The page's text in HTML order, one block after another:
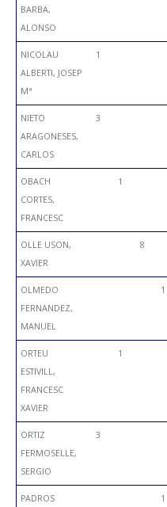
BARBA,
ALONSO
NICOLAU
ALBERTI, JOSEP
Mª
1
NIETO
ARAGONESES,
CARLOS
3
OBACH
CORTES,
FRANCESC
1
OLLE USON,
XAVIER
8
OLMEDO
FERNANDEZ,
MANUEL
1
ORTEU
ESTIVILL,
FRANCESC
XAVIER
1
ORTIZ
FERMOSELLE,
SERGIO
3
PADROS
1